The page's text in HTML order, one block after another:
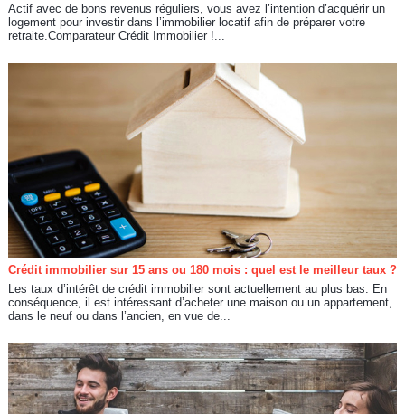
Actif avec de bons revenus réguliers, vous avez l’intention d’acquérir un
logement pour investir dans l’immobilier locatif afin de préparer votre
retraite.Comparateur Crédit Immobilier !...
Crédit immobilier sur 15 ans ou 180 mois : quel est le meilleur taux ?
Les taux d’intérêt de crédit immobilier sont actuellement au plus bas. En
conséquence, il est intéressant d’acheter une maison ou un appartement,
dans le neuf ou dans l’ancien, en vue de...